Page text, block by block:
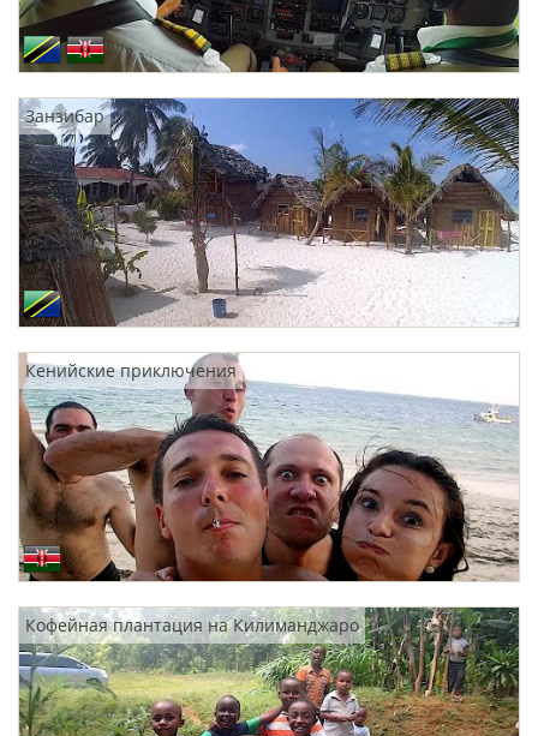
Занзибар
Кенийские приключения
Кофейная плантация на Килиманджаро